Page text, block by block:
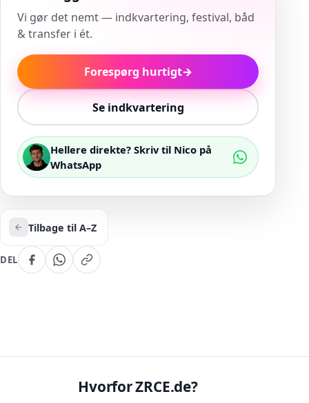
Vi gør det nemt — indkvartering, festival, båd
& transfer i ét.
Forespørg hurtigt→
Se indkvartering
Hellere direkte? Skriv til Nico på
WhatsApp
Tilbage til A–Z
DEL
Hvorfor ZRCE.de?